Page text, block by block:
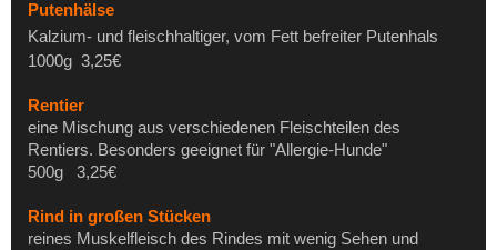
Putenhälse
Kalzium- und fleischhaltiger, vom Fett befreiter Putenhals
1000g 3,25€
Rentier
eine Mischung aus verschiedenen Fleischteilen des
Rentiers. Besonders geeignet für "Allergie-Hunde"
500g 3,25€
Rind in großen Stücken
reines Muskelfleisch des Rindes mit wenig Sehen und